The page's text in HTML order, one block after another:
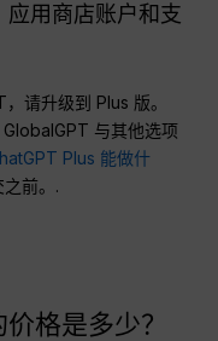
用商店账户和支
请升级到 Plus 版。
与其他选项
Plus 能做什
之前。.
格是多少？